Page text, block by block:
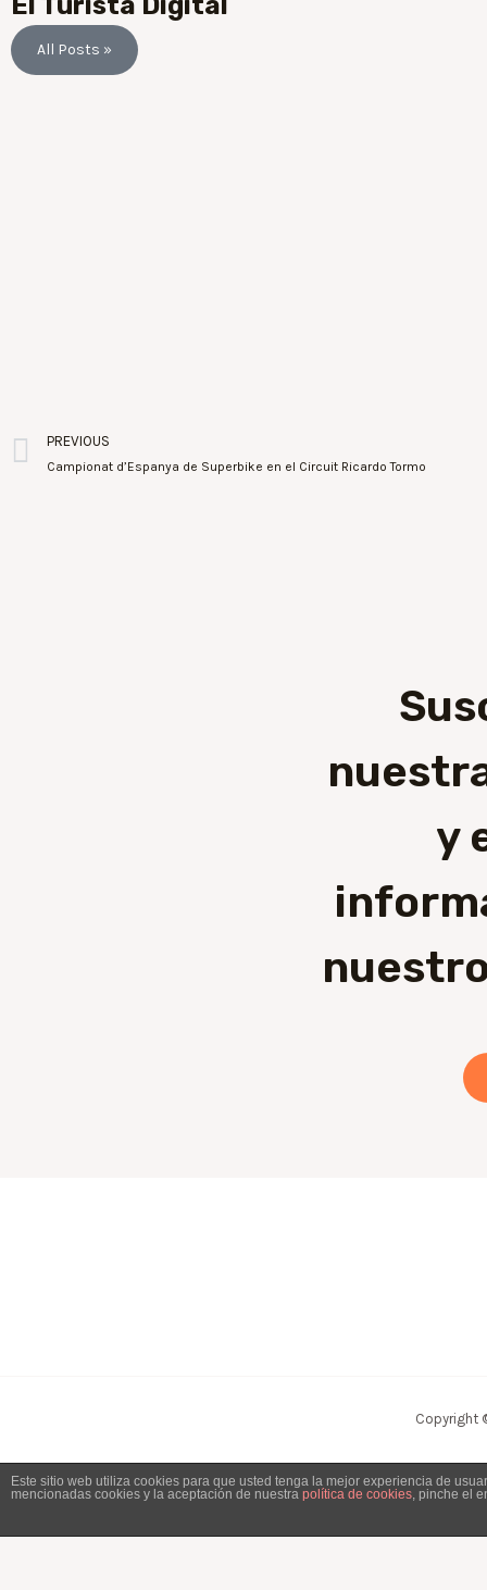
All Posts »
PREVIOUS
Campionat d’Espanya de Superbike en el Circuit Ricardo Tormo
y
Copyright
Este sitio web utiliza cookies para que usted tenga la mejor experiencia de
mencionadas cookies y la aceptación de nuestra política de cookies , pinche el